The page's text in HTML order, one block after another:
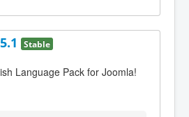
Stable
Language Pack for Joomla!